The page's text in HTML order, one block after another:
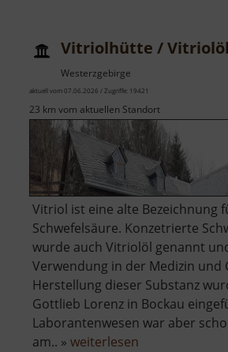
Vitriolhütte /
Westerzgebirge
aktuell vom 07.06.2026 / Zugriffe: 19421
23 km vom aktuellen Standort
Vitriol ist eine alte Bezeichnung
Schwefelsäure. Konzetrierte
wurde auch Vitriolöl genannt
Verwendung in der Medizin und
Herstellung dieser Substanz
Gottlieb Lorenz in Bockau
Laborantenwesen war aber
am.. » weiterlesen